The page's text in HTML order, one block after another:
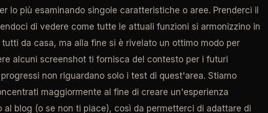
lo più esaminando singole caratteristiche o aree. Prenderci il
di vedere come tutte le attuali funzioni si armonizzino in
da casa, ma alla fine si è rivelato un ottimo modo per
alcuni screenshot ti fornisca del contesto per i futuri
non riguardano solo i test di quest'area. Stiamo
maggiormente al fine di creare un'esperienza
blog (o se non ti piace), così da permetterci di adattare di